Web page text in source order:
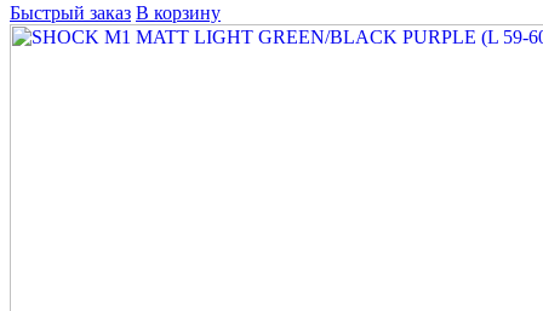
Быстрый заказ В корзину